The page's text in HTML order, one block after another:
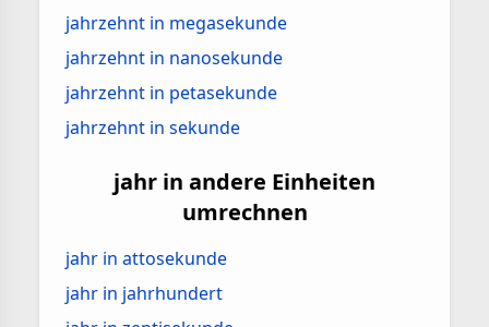
jahrzehnt in megasekunde
jahrzehnt in nanosekunde
jahrzehnt in petasekunde
jahrzehnt in sekunde
jahr in andere Einheiten
umrechnen
jahr in attosekunde
jahr in jahrhundert